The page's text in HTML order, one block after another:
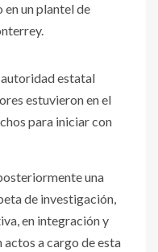
un plantel de
autoridad estatal
estuvieron en el
para iniciar con
una
de investigación,
en integración y
a cargo de esta